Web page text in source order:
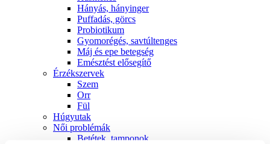
Hányás, hányinger
Puffadás, görcs
Probiotikum
Gyomorégés, savtúltenges
Máj és epe betegség
Emésztést elősegítő
Érzékszervek
Szem
Orr
Fül
Húgyutak
Női problémák
Betétek, tamponok